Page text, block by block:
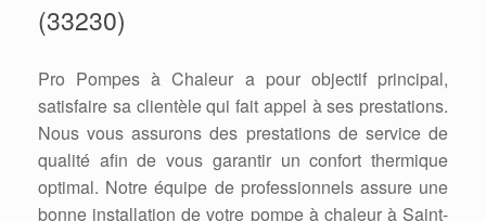
(33230)
Pro Pompes à Chaleur a pour objectif principal,
satisfaire sa clientèle qui fait appel à ses prestations.
Nous vous assurons des prestations de service de
qualité afin de vous garantir un confort thermique
optimal. Notre équipe de professionnels assure une
bonne installation de votre pompe à chaleur à Saint-